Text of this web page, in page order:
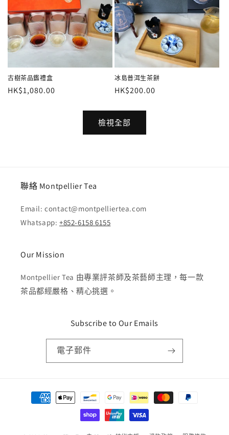
古樹茶品鑑禮盒
定
HK$1,080.00
冰島普洱生茶餅
定
HK$200.00
檢視全部
聯絡 Montpellier Tea
Email: contact@montpelliertea.com
Whatsapp: +852-6158 6155
Our Mission
Montpellier Tea 由專業評茶師及茶藝師主理，每一款
茶品都經嚴格、精心挑選。
Subscribe to Our Emails
電子郵件